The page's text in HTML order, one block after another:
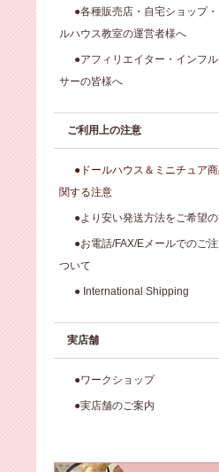
●各種販売店・自宅ショップ
ルハウス教室の運営者様へ
●アフィリエイター・インフ
サーの皆様へ
ご利用上の注意
●ドールハウス＆ミニチュア
関する注意
●より安い発送方法をご希望
●お電話/FAX/Eメールでのご
ついて
● International Shipping
実店舗
●ワークショップ
●実店舗のご案内